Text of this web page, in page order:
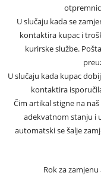
U slučaju kada se
kontaktira kupac i
kurirske službe.
U slučaju kada kupac
kontaktira
Čim artikal stigne na
adekvatnom stanju i
automatski se šalje
Rok za